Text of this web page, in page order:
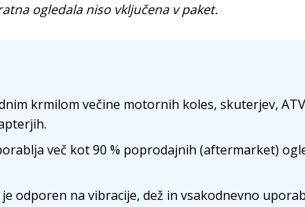
ogledala niso vključena v paket.
krmilom večine motornih koles, skuterjev,
več kot 90 % poprodajnih (aftermarket)
odporen na vibracije, dež in vsakodnevno